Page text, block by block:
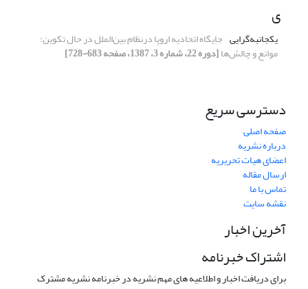
ی
یکجانبه‌گرایی جایگاه اتحادیه اروپا درنظام بین‌الملل در حال ‏تکوین:
موانع و چالش‌ها[دوره 22، شماره 3، 1387، صفحه 683-728]
دسترسی سریع
صفحه اصلی
درباره نشریه
اعضای هیات تحریریه
ارسال مقاله
تماس با ما
نقشه سایت
آخرین اخبار
اشتراک خبرنامه
برای دریافت اخبار و اطلاعیه های مهم نشریه در خبرنامه نشریه مشترک